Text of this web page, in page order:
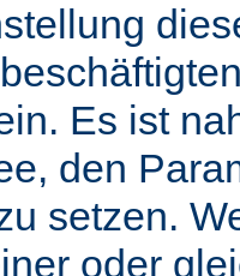
Es ist
den
setzen.
oder